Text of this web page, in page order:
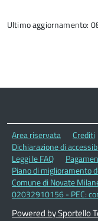
Ultimo aggiornamento:
Area riservata Crediti
Dichiarazione di
Leggi le FAQ
Piano di miglioramento
Comune di Novate
02032910156 - PEC:
Powered by Sportello